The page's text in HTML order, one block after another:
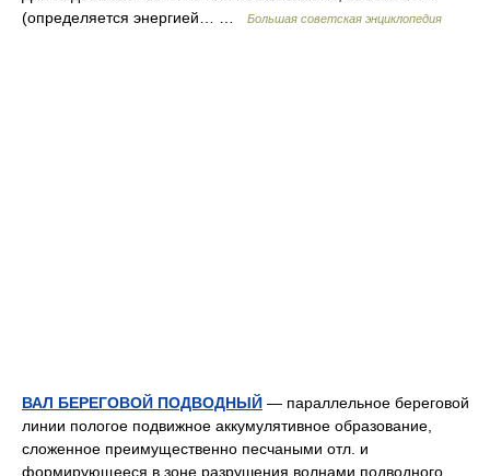
(определяется энергией… …
Большая советская энциклопедия
ВАЛ БЕРЕГОВОЙ ПОДВОДНЫЙ — параллельное береговой
линии пологое подвижное аккумулятивное образование,
сложенное преимущественно песчаными отл. и
формирующееся в зоне разрушения волнами подводного